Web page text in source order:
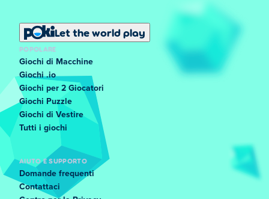
Let the world play
POPOLARE
Giochi di Macchine
Giochi .io
Giochi per 2 Giocatori
Giochi Puzzle
Giochi di Vestire
Tutti i giochi
AIUTO E SUPPORTO
Domande frequenti
Contattaci